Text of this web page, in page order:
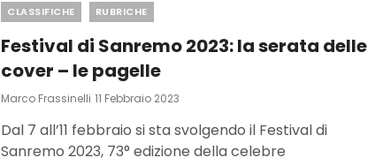
Categories
CLASSIFICHE RUBRICHE
Festival di Sanremo 2023: la serata delle
cover – le pagelle
Marco Frassinelli Posted
11 Febbraio 2023
Dal 7 all’11 febbraio si sta svolgendo il Festival di
Sanremo 2023, 73° edizione della celebre